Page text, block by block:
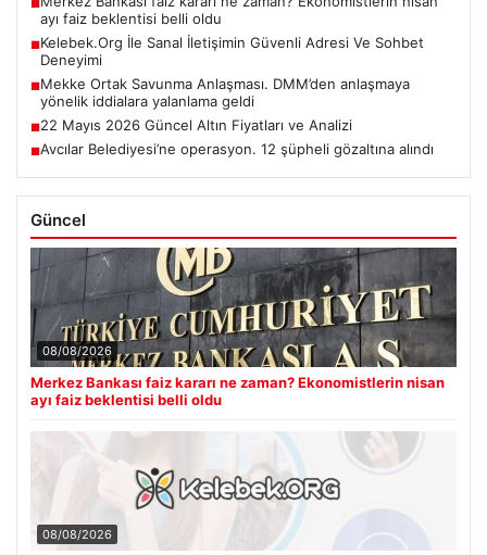
■
ayı faiz beklentisi belli oldu
■Kelebek.Org İle Sanal İletişimin Güvenli Adresi Ve Sohbet
Deneyimi
■Mekke Ortak Savunma Anlaşması. DMM’den anlaşmaya
yönelik iddialara yalanlama geldi
■22 Mayıs 2026 Güncel Altın Fiyatları ve Analizi
■Avcılar Belediyesi’ne operasyon. 12 şüpheli gözaltına alındı
Güncel
08/08/2026
Merkez Bankası faiz kararı ne zaman? Ekonomistlerin nisan
ayı faiz beklentisi belli oldu
08/08/2026